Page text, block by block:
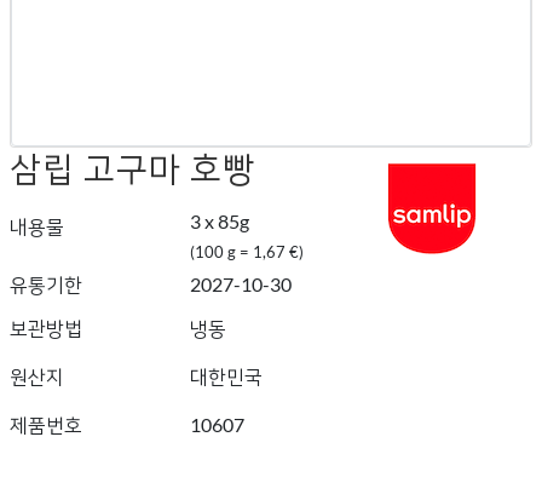
삼립 고구마 호빵
내용물 3 x 85g
(100 g = 1,67 €)
유통기한
2027-10-30
보관방법
냉동
원산지 대한민국
제품번호 10607